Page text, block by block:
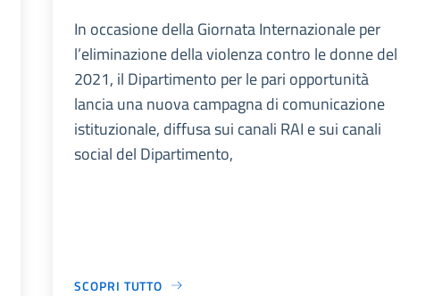
In occasione della Giornata Internazionale per
l’eliminazione della violenza contro le donne del
2021, il Dipartimento per le pari opportunità
lancia una nuova campagna di comunicazione
istituzionale, diffusa sui canali RAI e sui canali
social del Dipartimento,
SCOPRI TUTTO